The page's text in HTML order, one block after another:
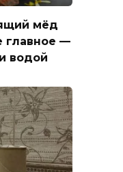
мёд
главное —
водой